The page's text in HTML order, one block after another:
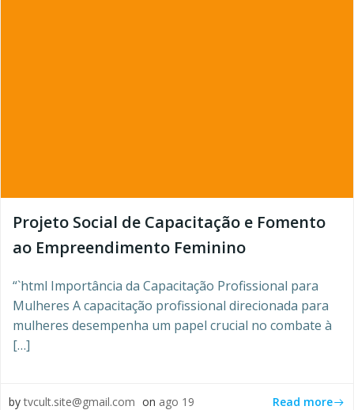
Projeto Social de Capacitação e Fomento
ao Empreendimento Feminino
“`html Importância da Capacitação Profissional para
Mulheres A capacitação profissional direcionada para
mulheres desempenha um papel crucial no combate à
[…]
by tvcult.site@gmail.com on ago 19 Read more